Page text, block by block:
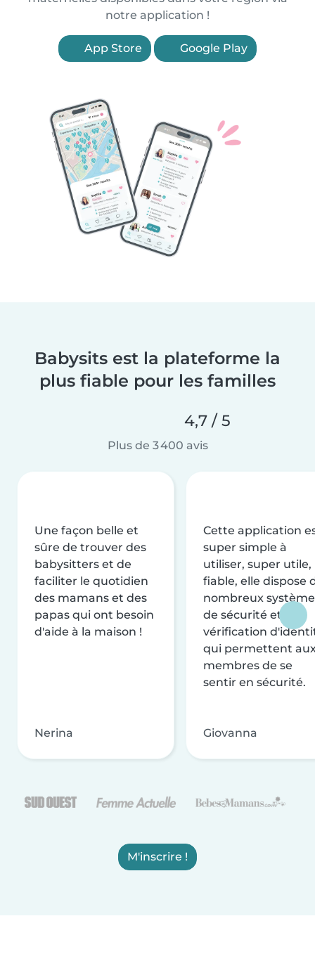
notre application !
App Store Google Play
Babysits est la plateforme la
plus fiable pour les familles
4,7 / 5
Plus de 3 400 avis
Une façon belle et
sûre de trouver des
babysitters et de
faciliter le quotidien
des mamans et des
papas qui ont besoin
d'aide à la maison !
Nerina
Cette application
super simple à
utiliser, super utile,
fiable, elle dispose
nombreux
de sécurité et de
vérification
qui permettent
membres de se
sentir en sécurité.
Giovanna
M'inscrire !